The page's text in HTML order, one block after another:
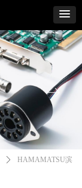
ꁹ
ꄲ HAMAMATSU滨